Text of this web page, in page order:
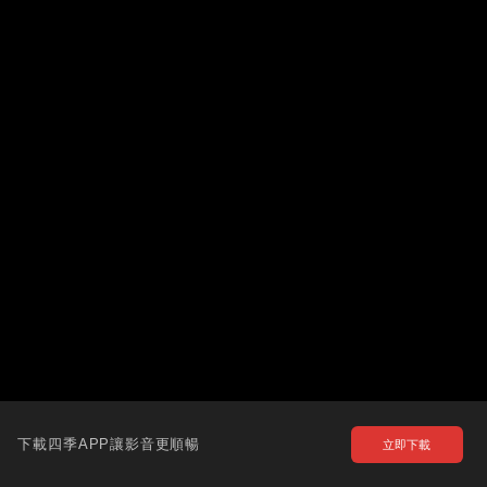
下載四季APP讓影音更順暢 立即下載